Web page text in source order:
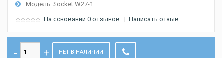
Модель: Socket W27-1
На основании 0 отзывов. | Написать отзыв
НЕТ В НАЛИЧИИ